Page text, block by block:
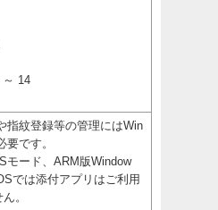
14
指紋登録等の管理にはWin
要です。
モード、ARM版Window
では添付アプリはご利用
。